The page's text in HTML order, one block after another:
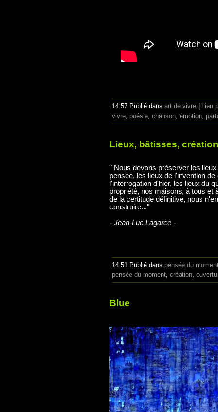
14:57 Publié dans art de vivre
Lien
vivre poésie chanson émotion
Lieux, bâtisses, création
" Nous devons préserver les
pensée, les lieux de l'invention
l'interrogation d'hier, les lieux du
propriété, nos maisons, à tous et
de la certitude définitive, nous
construire..."
- Jean-Luc Lagarce -
14:51 Publié dans pensée du moment
pensée du moment création
Blue